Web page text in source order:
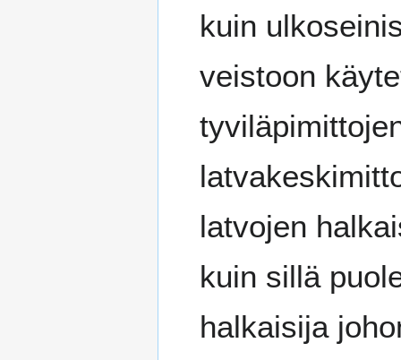
kuin
veistoon
latvojen
kuin sillä
halkaisija